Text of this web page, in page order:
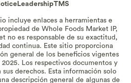
LeadershipTMS
incluye enlaces a herramientas e
de Whole Foods Market IP,
no es responsable de su exactitud,
continua. Este sitio proporciona
general de los beneficios vigentes
Los respectivos documentos y
derechos. Esta información solo
descripción general de algunas de